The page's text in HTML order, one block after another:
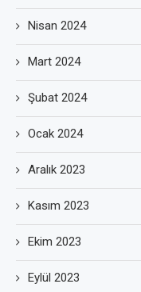
Nisan 2024
Mart 2024
Şubat 2024
Ocak 2024
Aralık 2023
Kasım 2023
Ekim 2023
Eylül 2023